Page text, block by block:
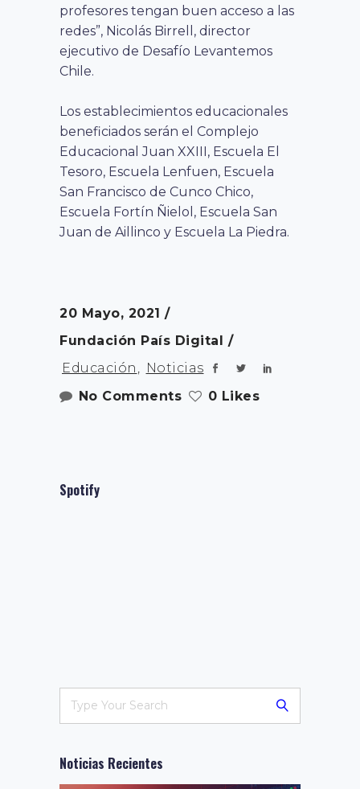
profesores tengan buen acceso a las
redes”, Nicolás Birrell, director
ejecutivo de Desafío Levantemos
Chile.
Los establecimientos educacionales
beneficiados serán el Complejo
Educacional Juan XXIII, Escuela El
Tesoro, Escuela Lenfuen, Escuela
San Francisco de Cunco Chico,
Escuela Fortín Ñielol, Escuela San
Juan de Aillinco y Escuela La Piedra.
20 Mayo, 2021
Fundación País Digital
Educación , Noticias
No Comments
0 Likes
Spotify
Noticias Recientes